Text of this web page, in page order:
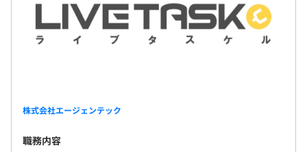
定した目標をクリアすることが評価基準となります。
評価基準は成果と人物面の定性的・定量的評価と2つの軸
で評価を行なってまいります。
・エンジニア総勢20名程度、常時複数案件に携わってい
株式会社エージェンテック
職務内容